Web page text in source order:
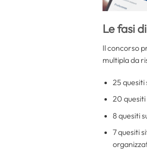
Le fasi
Il concorso
multipla da
25
20
8 quesiti
7 quesiti